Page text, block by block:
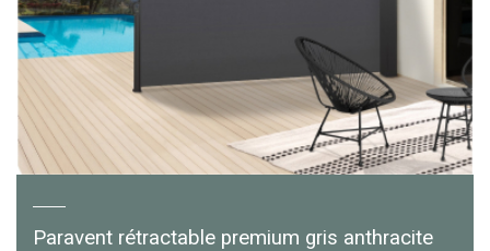
Paravent rétractable premium gris anthracite